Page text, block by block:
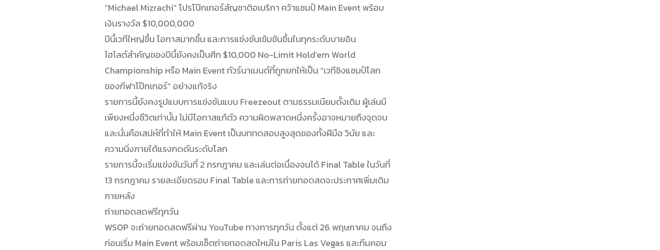
“Michael Mizrachi” โปรโป๊กเกอร์สัญชาติอเมริกา คว้าแชมป์ Main Event พร้อม
เงินรางวัล $10,000,000
ปีนี้เวทีใหญ่ขึ้น โอกาสมากขึ้น และการแข่งขันเข้มข้นขึ้นในทุกระดับบายอิน
ไฮไลต์สำคัญของปีนี้ยังคงเป็นศึก $10,000 No-Limit Hold’em World
Championship หรือ Main Event ทัวร์นาเมนต์ที่ถูกยกให้เป็น “เวทีชิงแชมป์โลก
ของกีฬาโป๊กเกอร์” อย่างแท้จริง
รายการนี้ยังคงรูปแบบการแข่งขันแบบ Freezeout ตามธรรมเนียมดั้งเดิม ผู้เล่นมี
เพียงหนึ่งชีวิตเท่านั้น ไม่มีโอกาสแก้ตัว ความผิดพลาดหนึ่งครั้งอาจหมายถึงจุดจบ
และนั่นคือเสน่ห์ที่ทำให้ Main Event เป็นบททดสอบสูงสุดของทั้งฝีมือ วินัย และ
ความนิ่งภายใต้แรงกดดันระดับโลก
รายการนี้จะเริ่มแข่งขันวันที่ 2 กรกฎาคม และเล่นต่อเนื่องจนได้ Final Table ในวันที่
13 กรกฎาคม รายละเอียดรอบ Final Table และการถ่ายทอดสดจะประกาศเพิ่มเติม
ภายหลัง
ถ่ายทอดสดฟรีทุกวัน
WSOP จะถ่ายทอดสดฟรีผ่าน YouTube ทางการทุกวัน ตั้งแต่ 26 พฤษภาคม จนถึง
ก่อนเริ่ม Main Event พร้อมเซ็ตถ่ายทอดสดใหม่ใน Paris Las Vegas และทีมคอม